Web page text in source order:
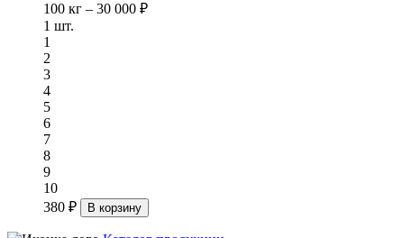
100 кг – 30 000 ₽
1 шт.
1
2
3
4
5
6
7
8
9
10
380 ₽
В корзину